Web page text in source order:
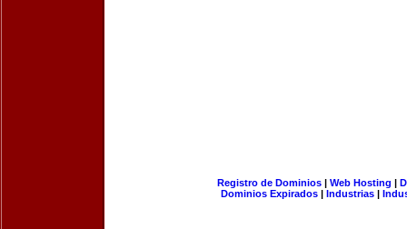
Registro de Dominios| Web Hosting |
Dominios Expirados | Industrias |